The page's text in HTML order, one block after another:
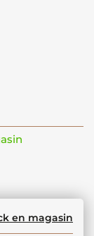
en magasin